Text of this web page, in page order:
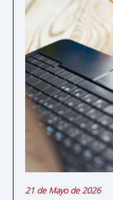
21 de Mayo de 2026